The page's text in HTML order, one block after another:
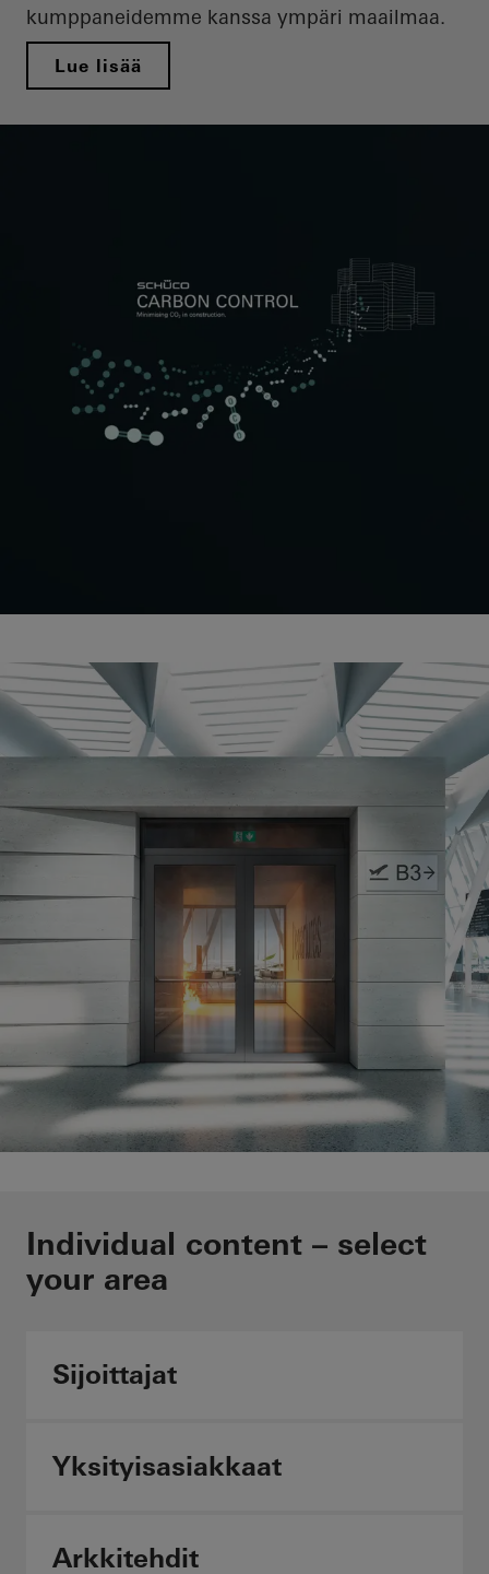
kumppaneidemme kanssa ympäri maailmaa.
Lue lisää
CO₂-päästöjen minimointi
rakennuksen ulkokuoressa
Palosuojavaatimusten
täyttäminen helposti
Yksilöllinen sisältö -
Valmistajat
Individual content – select
your area
Sijoittajat
Yksityisasiakkaat
Arkkitehdit